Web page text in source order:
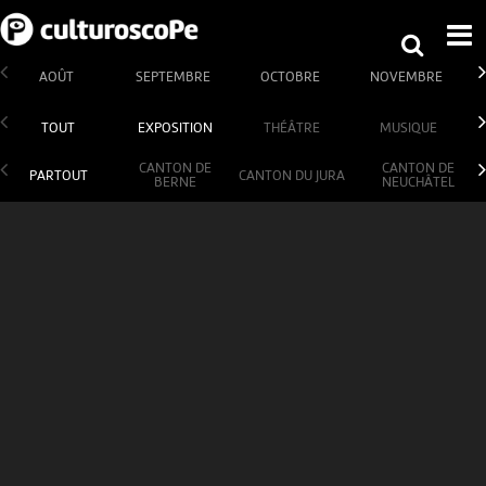
AOÛT SEPTEMBRE OCTOBRE NOVEMBRE
TOUT EXPOSITION THÉÂTRE MUSIQUE
PARTOUT
CANTON DE
BERNE
CANTON DU JURA
CANTON DE
NEUCHÂTEL